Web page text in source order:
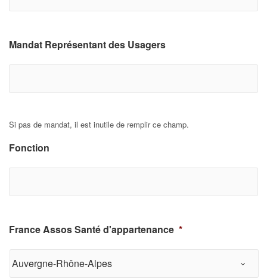
Mandat Représentant des Usagers
Si pas de mandat, il est inutile de remplir ce champ.
Fonction
France Assos Santé d'appartenance *